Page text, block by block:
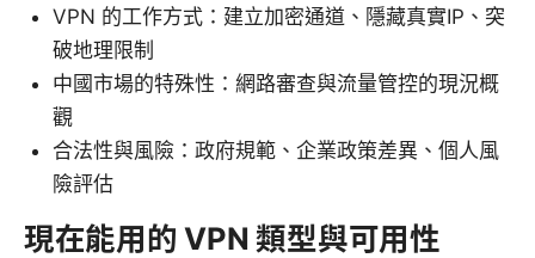
VPN 的工作方式：建立加密通道、隱藏真實IP、突
破地理限制
中國市場的特殊性：網路審查與流量管控的現況概
觀
合法性與風險：政府規範、企業政策差異、個人風
險評估
現在能用的 VPN 類型與可用性